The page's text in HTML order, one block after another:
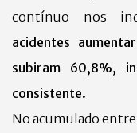
contínuo nos
acidentes
subiram 60,8%,
consistente.
No acumulado entre